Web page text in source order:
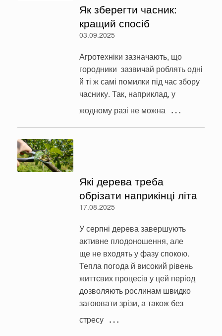
Як зберегти часник:
кращий спосіб
03.09.2025
Агротехніки зазначають, що
городники зазвичай роблять одні
й ті ж самі помилки під час збору
часнику. Так, наприклад, у
жодному разі не можна …
Які дерева треба
обрізати наприкінці літа
17.08.2025
У серпні дерева завершують
активне плодоношення, але
ще не входять у фазу спокою.
Тепла погода й високий рівень
життєвих процесів у цей період
дозволяють рослинам швидко
загоювати зрізи, а також без
стресу …